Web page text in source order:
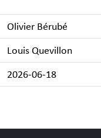
Olivier Bérubé
Louis Quevillon
2026-06-18